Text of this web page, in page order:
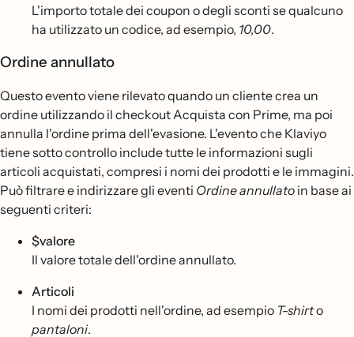
L'importo totale dei coupon o degli sconti se qualcuno
ha utilizzato un codice, ad esempio, 10,00.
Ordine annullato
Questo evento viene rilevato quando un cliente crea un
ordine utilizzando il checkout Acquista con Prime, ma poi
annulla l'ordine prima dell'evasione. L'evento che Klaviyo
tiene sotto controllo include tutte le informazioni sugli
articoli acquistati, compresi i nomi dei prodotti e le immagini.
Può filtrare e indirizzare gli eventi Ordine annullato in base ai
seguenti criteri:
$valore
Il valore totale dell'ordine annullato.
Articoli
I nomi dei prodotti nell'ordine, ad esempio T-shirto
pantaloni.